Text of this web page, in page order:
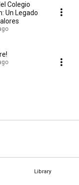
Library
Colegio
Un Legado